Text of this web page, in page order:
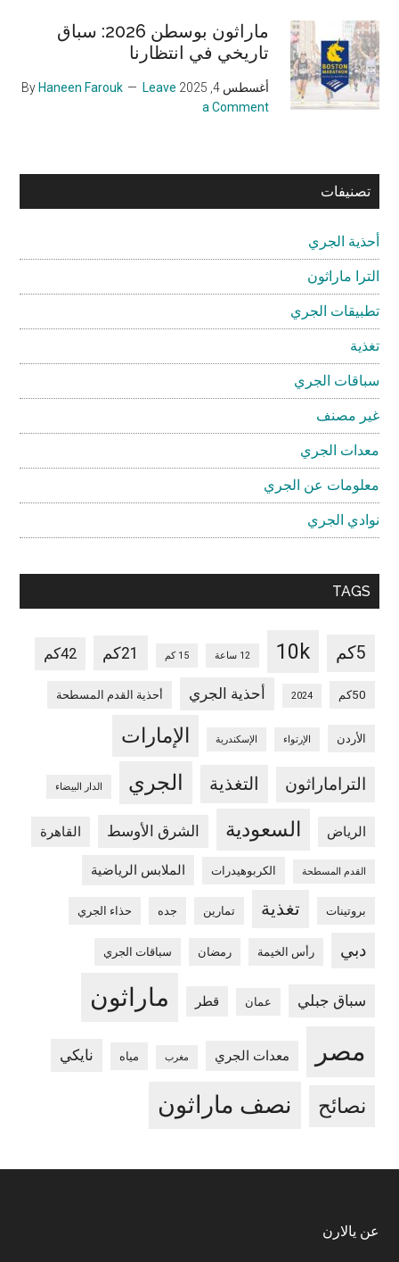
ماراثون بوسطن 2026: سباق
تاريخي في انتظارنا
أغسطس 4, 2025 Haneen Farouk
Leave
a Comment
تصنيفات
أحذية الجري
الترا ماراثون
تطبيقات الجري
تغذية
سباقات الجري
غير مصنف
معدات الجري
معلومات عن الجري
نوادي الجري
TAGS
5كم 10k 12 ساعة 15 كم 21كم 42كم
50كم 2024 أحذية الجري أحذية القدم المسطحة
الأردن الإرتواء الإسكندرية الإمارات
التراماراثون التغذية الجري الدار البيضاء
الرياض السعودية الشرق الأوسط القاهرة
القدم المسطحة الكربوهيدرات الملابس الرياضية
بروتينات تغذية تمارين جده حذاء الجري
دبي رأس الخيمة رمضان سباقات الجري
سباق جبلي عمان قطر ماراثون
مصر معدات الجري مغرب مياه نايكي
نصائح نصف ماراثون
Footer
عن يالارن